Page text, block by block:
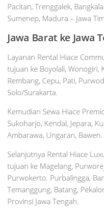
Pacitan, Trenggalek,
Sumenep, Madura – Jawa
Jawa Barat ke Jawa
Layanan Rental Hiace
tujuan ke Boyolali, Wonogiri,
Rembang, Cepu, Pati,
Solo/Surakarta.
Kemudian Sewa Hiace
Sukoharjo, Kendal, Jepara,
Ambarawa, Ungaran, Bawen.
Selanjutnya Rental Hiace
tujuan ke Magelang,
Purwokerto. Purbalingga,
Temanggung, Batang,
Provinsi Jawa Tengah.